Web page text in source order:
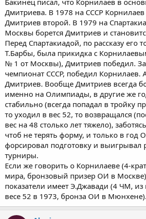
Бакинец писал, что Корнилаев в
Дмитриева. В 1978 на СССР
Дмитриев второй. В 1979 на
Москвы борется Дмитриев и
Перед Спартакиадой, по рассказу его
Т.Барбы, была прикидка с
№ 1 от Москвы), Дмитриев победил.
чемпионат СССР, победил Корнилаев.
Дмитриев. Вообще Дмитриев всегда
именно на Олимпиады, в другие же
стабильно (всегда попадал в тройку
то уходил в вес 52, то возвращался
вес на 48 столько лет тяжело),
чтоб не терять форму, и только в год
форсировал подготовку и
турниры.
Если же говорить о Корнилаеве (4-
мира, бронзовый призер ОИ в
показатели имеет Э.Джавади (4 ЧМ, из
весе 52 в 1973, бронза ОИ в Мюнхене).